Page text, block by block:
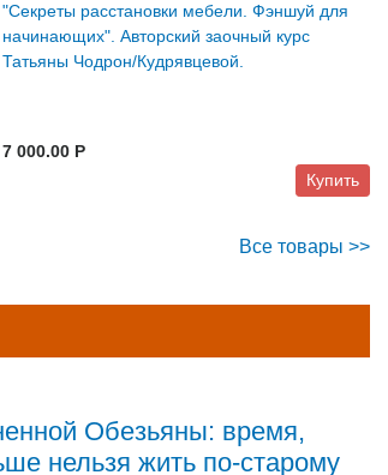
"Секреты расстановки мебели. Фэншуй для
начинающих". Авторский заочный курс
Татьяны Чодрон/Кудрявцевой.
7 000.00 P
Купить
Все товары >>
Обезьяны: время,
нельзя жить по-старому